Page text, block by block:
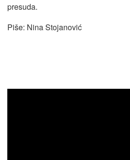
presuda.
Piše: Nina Stojanović